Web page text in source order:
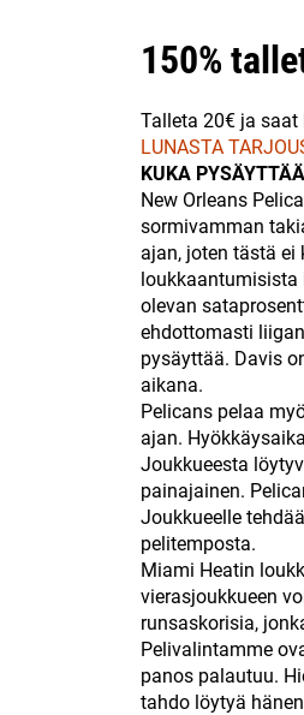
150%
Talleta 20€ ja saat
LUNASTA
KUKA
New Orleans
sormivamman
ajan, joten tästä
loukkaantumisista
olevan
ehdottomasti
pysäyttää. Davis
aikana.
Pelicans pelaa
ajan.
Joukkueesta
painajainen.
Joukkueelle
pelitemposta.
Miami Heatin
vierasjoukkueen
runsaskorisia,
Pelivalintamme
panos palautuu.
tahdo löytyä